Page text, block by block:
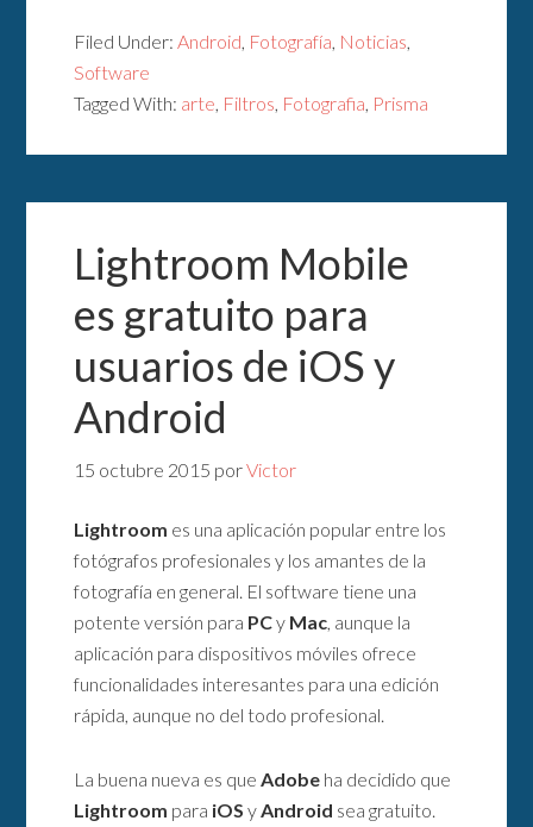
Filed Under: Android Fotografía Noticias
Software
Tagged With: arte Filtros Fotografia Prisma
Lightroom Mobile
es gratuito para
usuarios de iOS y
Android
15 octubre 2015 porVictor
Lightroom es una aplicación popular entre los
fotógrafos profesionales y los amantes de la
fotografía en general. El software tiene una
potente versión para PCy Mac , aunque la
aplicación para dispositivos móviles ofrece
funcionalidades interesantes para una edición
rápida, aunque no del todo profesional.
La buena nueva es que Adobe ha decidido que
Lightroom para iOS y Android sea gratuito.